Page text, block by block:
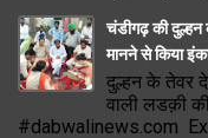
चंडीगढ़ की दुल्हन
मानने से किया
दुल्हन के तेवर
वाली लडक़ी
#dabwalinews.com